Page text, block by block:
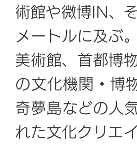
術館や微博IN、
メートルに及ぶ
美術館、首都博
の文化機関・博
奇夢島などの人
れた文化クリエ